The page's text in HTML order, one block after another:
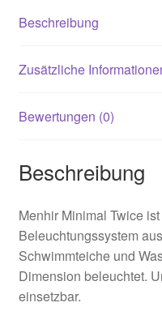
Beschreibung
Zusätzliche
Bewertungen (0)
Beschreibung
Menhir Minimal Twice
Beleuchtungssystem
Schwimmteiche und
Dimension beleuchtet.
einsetzbar.